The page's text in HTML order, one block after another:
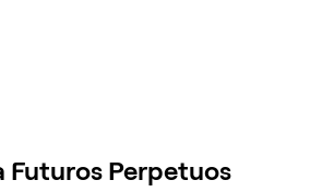
Futuros Perpetuos